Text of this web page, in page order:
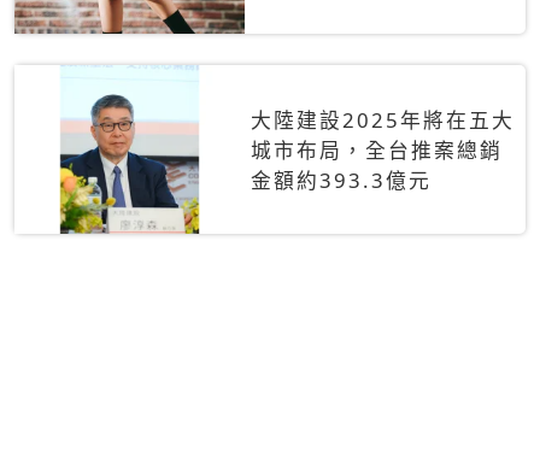
大陸建設2025年將在五大
城市布局，全台推案總銷
金額約393.3億元